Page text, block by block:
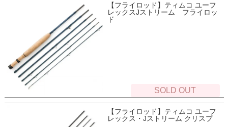
【フライロッド】ティムコ ユーフ
レックスJストリーム フライロッ
ド
SOLD OUT
【フライロッド】ティムコ ユーフ
レックス・Jストリーム クリスプ